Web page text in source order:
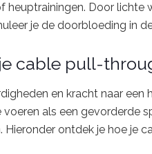
heuptrainingen. Door
je de doorbloeding in
cable pull-
en kracht naar
als een gevorderde
Hieronder ontdek je hoe je